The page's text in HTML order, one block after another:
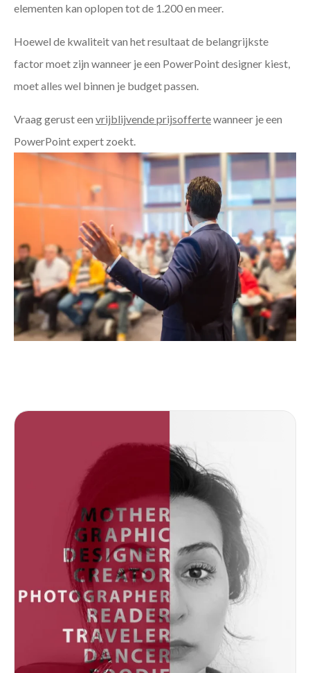
elementen kan oplopen tot de 1.200 en meer.
Hoewel de kwaliteit van het resultaat de belangrijkste
factor moet zijn wanneer je een PowerPoint designer kiest,
moet alles wel binnen je budget passen.
Vraag gerust een vrijblijvende prijsoffertewanneer je een
PowerPoint expert zoekt.